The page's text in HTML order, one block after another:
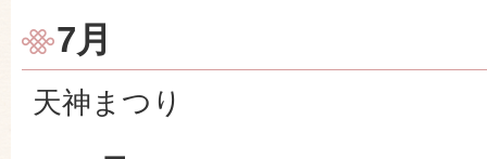
7月
天神まつり